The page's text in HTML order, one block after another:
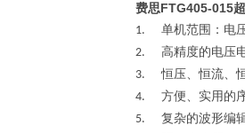
费思FTG405-015
1. 单机范围：电
2. 高精度的电压
3.恒压、恒流、
4. 方便、实用的
5. 复杂的波形编